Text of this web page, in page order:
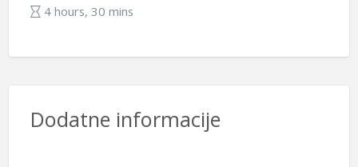
4 hours, 30 mins
Dodatne informacije